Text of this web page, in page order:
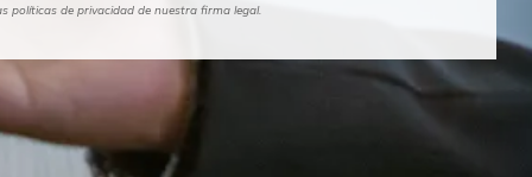
políticas de privacidad de nuestra firma legal.